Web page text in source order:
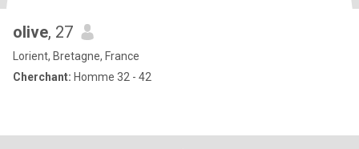
olive, 27
Lorient, Bretagne, France
Cherchant: Homme 32 - 42